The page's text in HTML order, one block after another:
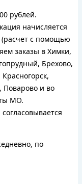
рублей.
начисляется
с помощью
заказы в Химки,
Брехово,
Поварово и во
МО.
по